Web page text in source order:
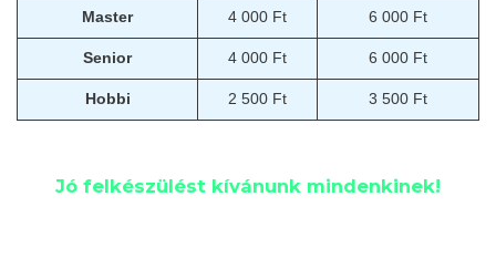
Master 4 000 Ft 6 000 Ft
Senior 4 000 Ft 6 000 Ft
Hobbi 2 500 Ft 3 500 Ft
Jó felkészülést kívánunk mindenkinek!